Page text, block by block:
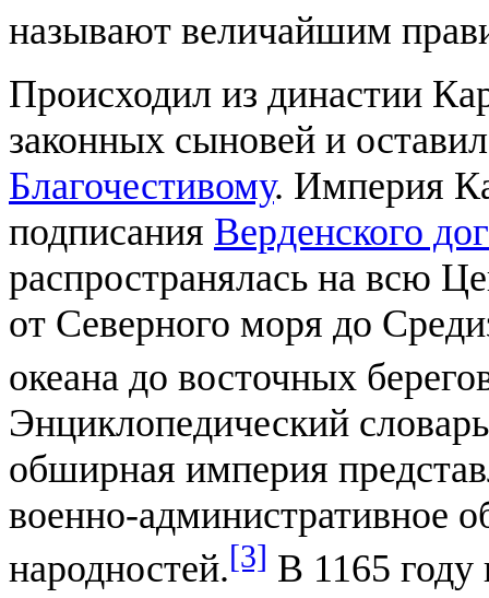
называют величайшим
Происходил из династии
законных сыновей и
Благочестивому. Империя
подписания Верденского
распространялась на всю
от Северного моря до
океана до восточных
Энциклопедический
обширная империя
военно-административное
народностей.[3] В 1165